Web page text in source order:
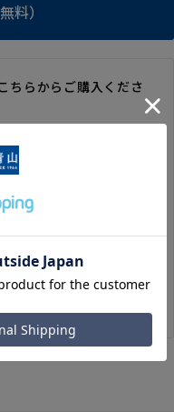
料）
ちらからご購入くださ
あります。
トは付与されません。
ポイントの付与は、対応
ャンセル手続きはご利用